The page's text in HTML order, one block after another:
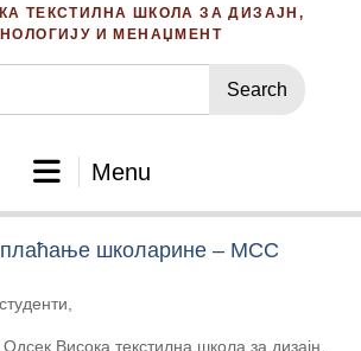
ТЕКСТИЛНА ШКОЛА ЗА ДИЗАЈН,
И МЕНАЏМЕНТ
Menu
плаћање школарине – МСС
Висока текстилна школа за дизајн,